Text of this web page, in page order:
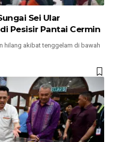
Sei Ular
Pesisir Pantai Cermin
hilang akibat tenggelam di bawah